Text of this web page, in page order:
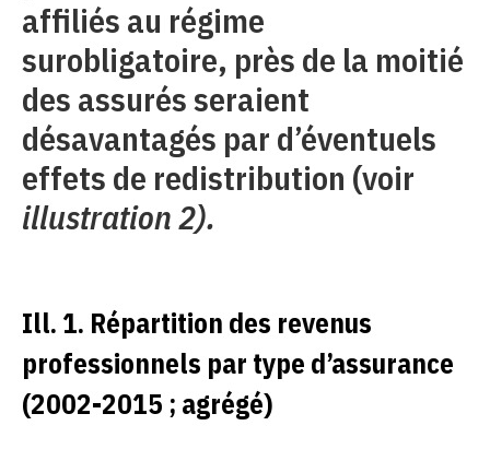
affiliés au régime
surobligatoire, près de la moitié
des assurés seraient
désavantagés par d’éventuels
effets de redistribution (voir
illustration 2).
Ill. 1. Répartition des revenus
professionnels par type d’assurance
(2002-2015 ; agrégé)